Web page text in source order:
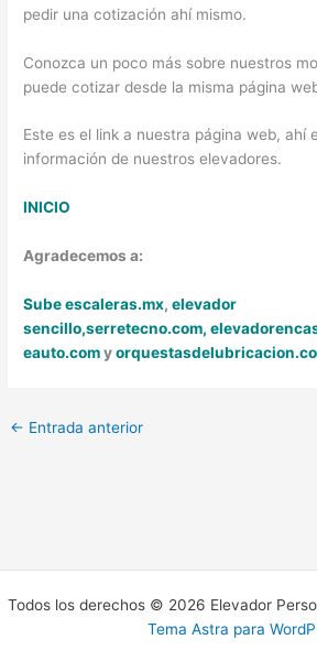
pedir una cotización ahí mismo.
Conozca un poco más sobre nuestros
puede cotizar desde la misma página
Este es el link a nuestra página web, ahí
información de nuestros elevadores.
INICIO
Agradecemos a:
Sube escaleras.mx,elevador
sencillo,serretecno.com,
eauto.comy
← Entrada anterior
Todos los derechos © 2026 Elevador
Tema Astra para